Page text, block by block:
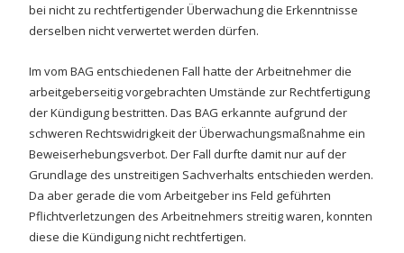
bei nicht zu rechtfertigender Überwachung die Erkenntnisse
derselben nicht verwertet werden dürfen.
Im vom BAG entschiedenen Fall hatte der Arbeitnehmer die
arbeitgeberseitig vorgebrachten Umstände zur Rechtfertigung
der Kündigung bestritten. Das BAG erkannte aufgrund der
schweren Rechtswidrigkeit der Überwachungsmaßnahme ein
Beweiserhebungsverbot. Der Fall durfte damit nur auf der
Grundlage des unstreitigen Sachverhalts entschieden werden.
Da aber gerade die vom Arbeitgeber ins Feld geführten
Pflichtverletzungen des Arbeitnehmers streitig waren, konnten
diese die Kündigung nicht rechtfertigen.